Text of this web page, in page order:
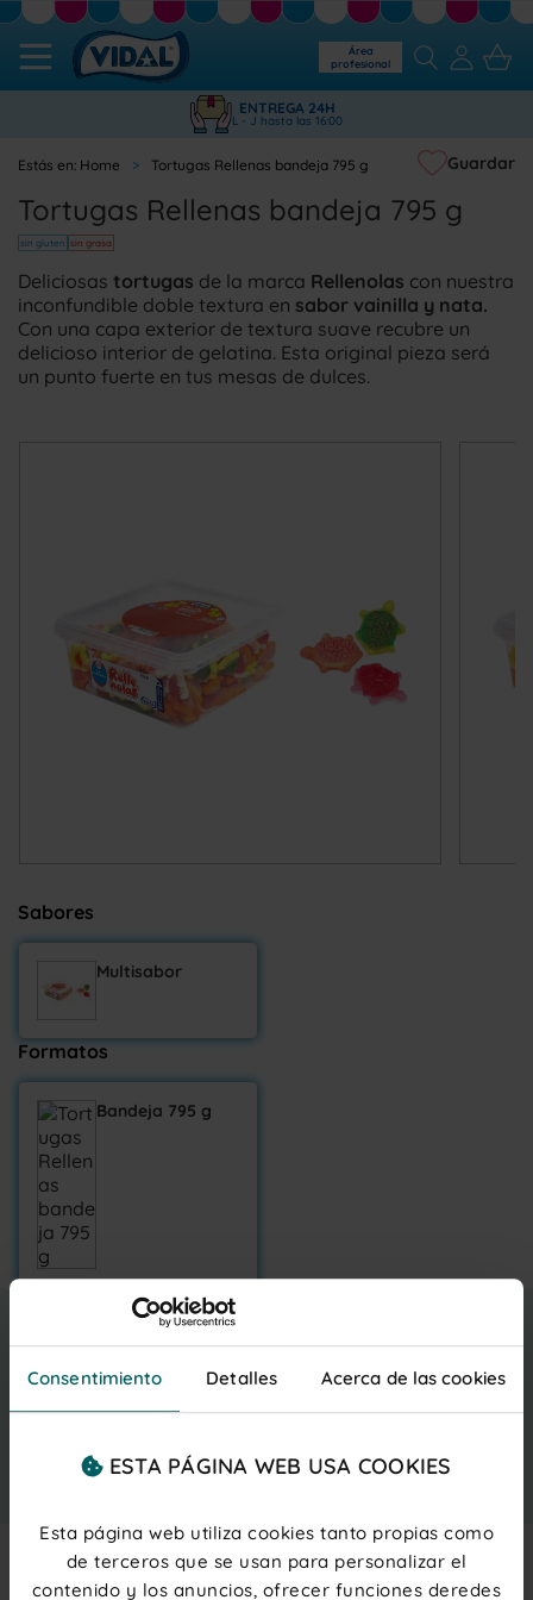
Consentimiento Detalles Acerca de las cookies
ESTA PÁGINA WEB USA COOKIES
Esta página web utiliza cookies tanto propias como
de terceros que se usan para personalizar el
contenido y los anuncios, ofrecer funciones deredes
Área
profesional
ENTREGA 24H
L - J hasta las 16:00
Home Tortugas Rellenas bandeja 795 g
Tortugas Rellenas bandeja 795 g
sin gluten sin grasa
Guardar
Deliciosas tortugas de la marca Rellenolas con nuestra
inconfundible doble textura en sabor vainilla y nata.
Con una capa exterior de textura suave recubre un
delicioso interior de gelatina. Esta original pieza será
un punto fuerte en tus mesas de dulces.
Sabores
Multisabor
Formatos
Bandeja 795 g
9,85 € IVA inc.
(0,13 € ud.)
Entrega gratismartes 11 agosto
PRECIOS PARA PROFESIONALES Regístrateoinicia sesión
Añadir al carrito